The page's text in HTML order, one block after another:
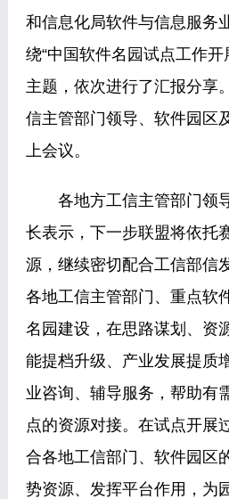
和信息化局软件与信息服务
绕“中国软件名园试点工作
主题，依次进行了汇报分享
信主管部门领导、软件园区
上会议。
各地方工信主管部门领
长表示，下一步联盟将依托
源，继续密切配合工信部信
各地工信主管部门、重点软
名园建设，在思路谋划、资
能提档升级、产业发展提质
业咨询、辅导服务，帮助有
点的资源对接。在试点开展
合各地工信部门、软件园区
势资源、发挥平台作用，为